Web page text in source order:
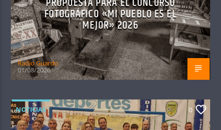
FOTOGRÁFICO «MI PUEBLO ES EL
MEJOR» 2026
Radio Guardo
01/08/2026
NOTICIAS 0